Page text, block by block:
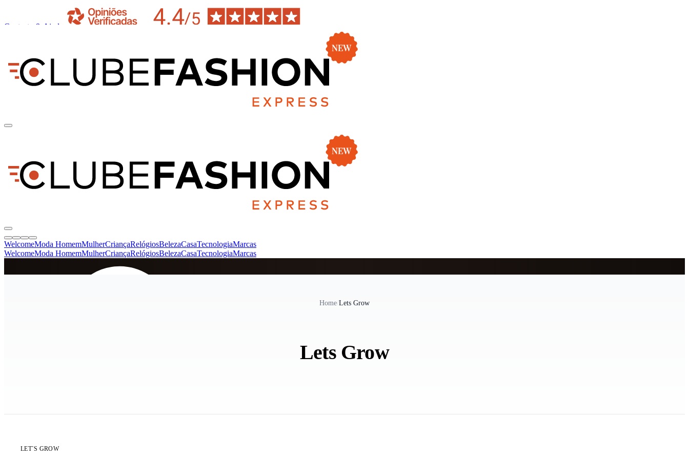
Contacto & Ajuda
WelcomeModa HomemMulherCriançaRelógiosBelezaCasaTecnologiaMarcas
WelcomeModa HomemMulherCriançaRelógiosBelezaCasaTecnologiaMarcas
Home/Lets Grow
Lets Grow
LET`S GROW